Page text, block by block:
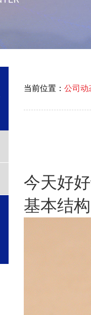
当前位置： 公司动
今天好
基本结